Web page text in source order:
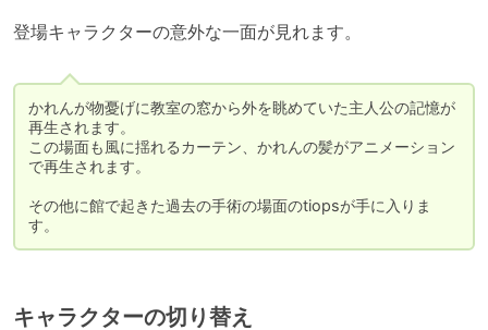
登場キャラクターの意外な一面が見れます。
かれんが物憂げに教室の窓から外を眺めていた主人公の記憶が
再生されます。
この場面も風に揺れるカーテン、かれんの髪がアニメーション
で再生されます。
その他に館で起きた過去の手術の場面のtiopsが手に入りま
す。
キャラクターの切り替え